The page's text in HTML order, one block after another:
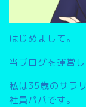
はじめまして。
当ブログを運営
私は35歳のサラ
社員パパです。